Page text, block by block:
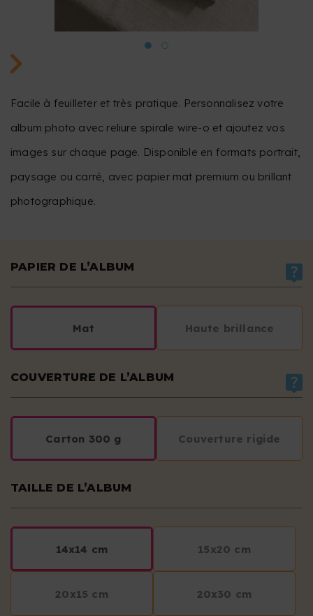
Facile à feuilleter et très pratique. Personnalisez votre
album photo avec reliure spirale wire-o et ajoutez vos
images sur chaque page. Disponible en formats portrait,
paysage ou carré, avec papier mat premium ou brillant
photographique.
PAPIER DE L’ALBUM
Mat Haute brillance
COUVERTURE DE L’ALBUM
Carton 300 g Couverture rigide
TAILLE DE L’ALBUM
14x14 cm 15x20 cm
20x15 cm 20x30 cm